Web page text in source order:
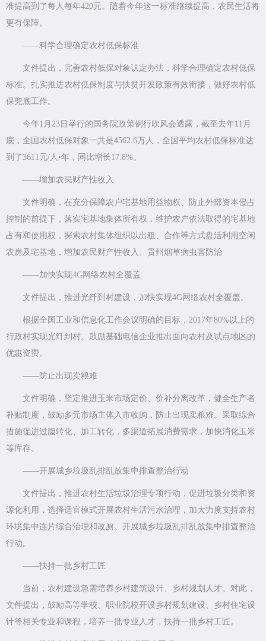
准提高到了每人每年420元。随着今年这一标准继续提高，农民生活将
更有保障。
——科学合理确定农村低保标准
文件提出，完善农村低保对象认定办法，科学合理确定农村低保
标准。扎实推进农村低保制度与扶贫开发政策有效衔接，做好农村低
保兜底工作。
今年1月23日举行的国务院政策例行吹风会透露，截至去年11月
底，全国农村低保对象一共是4562.6万人，全国平均农村低保标准达
到了3611元/人•年，同比增长17.8%。
——增加农民财产性收入
文件明确，在充分保障农户宅基地用益物权、防止外部资本侵占
控制的前提下，落实宅基地集体所有权，维护农户依法取得的宅基地
占有和使用权，探索农村集体组织以出租、合作等方式盘活利用空闲
农房及宅基地，增加农民财产性收入。贵州烟草病虫害防治
——加快实现4G网络农村全覆盖
文件提出，推进光纤到村建设，加快实现4G网络农村全覆盖。
根据全国工业和信息化工作会议明确的目标，2017年80%以上的
行政村实现光纤到村。鼓励基础电信企业推出面向农村及试点地区的
优惠资费。
——防止出现卖粮难
文件明确，坚定推进玉米市场定价、价补分离改革，健全生产者
补贴制度，鼓励多元市场主体入市收购，防止出现卖粮难。采取综合
措施促进过腹转化、加工转化，多渠道拓展消费需求，加快消化玉米
等库存。
——开展城乡垃圾乱排乱放集中排查整治行动
文件提出，推进农村生活垃圾治理专项行动，促进垃圾分类和资
源化利用，选择适宜模式开展农村生活污水治理，加大力度支持农村
环境集中连片综合治理和改厕。开展城乡垃圾乱排乱放集中排查整治
行动。
——扶持一批乡村工匠
当前，农村建设急需培养乡村建筑设计、乡村规划人才。对此，
文件提出，鼓励高等学校、职业院校开设乡村规划建设、乡村住宅设
计等相关专业和课程，培养一批专业人才，扶持一批乡村工匠。